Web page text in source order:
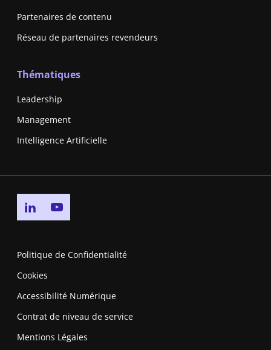
Partenaires de contenu
Réseau de partenaires revendeurs
Thématiques
Leadership
Management
Intelligence Artificielle
Go to linkedin page
Politique de Confidentialité
Cookies
Accessibilité Numérique
Contrat de niveau de service
Mentions Légales